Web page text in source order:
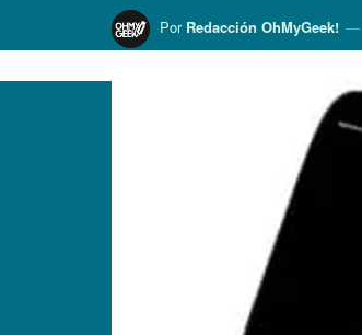
Por Redacción OhMyGeek!